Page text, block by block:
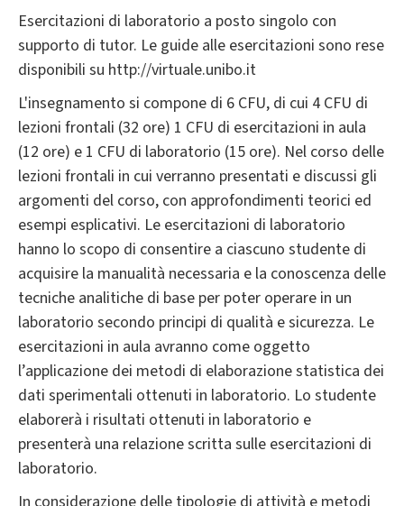
Esercitazioni di laboratorio a posto singolo con
supporto di tutor. Le guide alle esercitazioni sono rese
disponibili su http://virtuale.unibo.it
L'insegnamento si compone di 6 CFU, di cui 4 CFU di
lezioni frontali (32 ore) 1 CFU di esercitazioni in aula
(12 ore) e 1 CFU di laboratorio (15 ore). Nel corso delle
lezioni frontali in cui verranno presentati e discussi gli
argomenti del corso, con approfondimenti teorici ed
esempi esplicativi. Le esercitazioni di laboratorio
hanno lo scopo di consentire a ciascuno studente di
acquisire la manualità necessaria e la conoscenza delle
tecniche analitiche di base per poter operare in un
laboratorio secondo principi di qualità e sicurezza. Le
esercitazioni in aula avranno come oggetto
l’applicazione dei metodi di elaborazione statistica dei
dati sperimentali ottenuti in laboratorio. Lo studente
elaborerà i risultati ottenuti in laboratorio e
presenterà una relazione scritta sulle esercitazioni di
laboratorio.
In considerazione delle tipologie di attività e metodi